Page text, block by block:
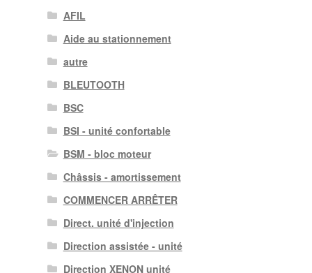
AFIL
Aide au stationnement
autre
BLEUTOOTH
BSC
BSI - unité confortable
BSM - bloc moteur
Châssis - amortissement
COMMENCER ARRÊTER
Direct. unité d'injection
Direction assistée - unité
Direction XENON unité